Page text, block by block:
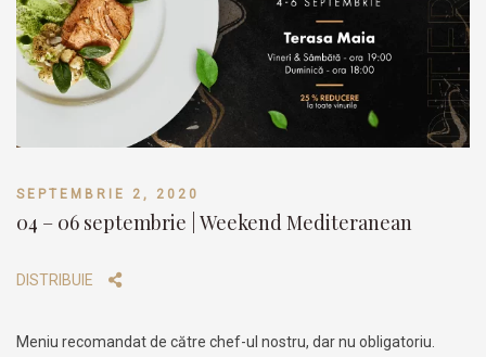
SEPTEMBRIE 2, 2020
04 – 06 septembrie | Weekend Mediteranean
DISTRIBUIE
Meniu recomandat de către chef-ul nostru, dar nu obligatoriu.